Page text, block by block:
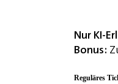
Nur KI-
Bonus:
Reguläres